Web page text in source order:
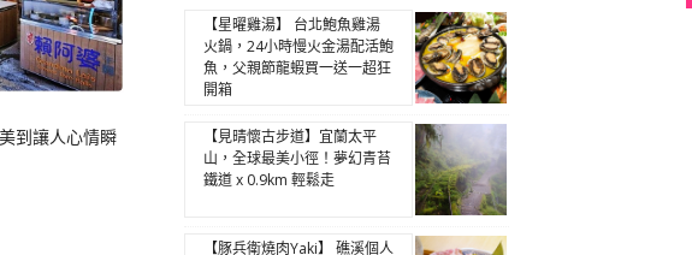
到讓人心情瞬
【星曜雞湯】 台北鮑魚雞湯
火鍋，24小時慢火金湯配活鮑
魚，父親節龍蝦買一送一超狂
開箱
【見晴懷古步道】宜蘭太平
山，全球最美小徑！夢幻青苔
鐵道 x 0.9km 輕鬆走
【豚兵衛燒肉Yaki】 礁溪個人